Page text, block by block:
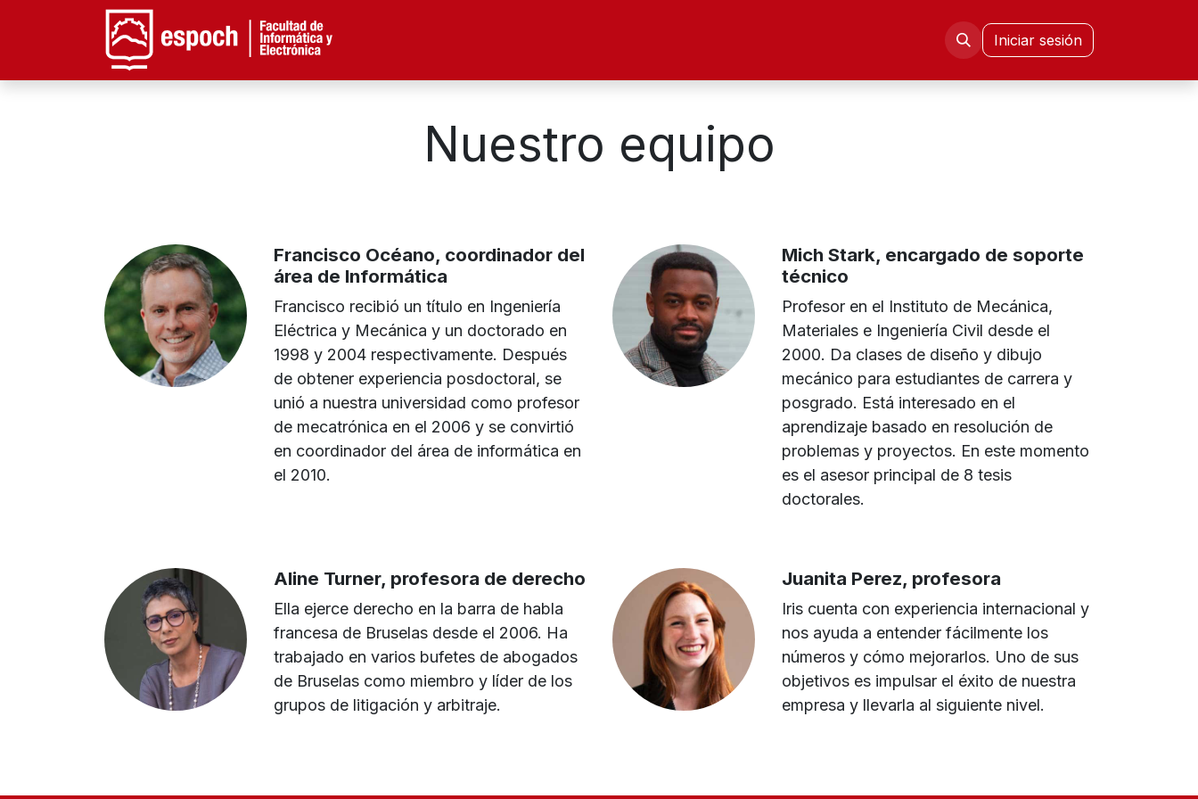
Congresos CISETDIniciar sesión
Nuestro equipo
Francisco Océano, coordinador del
área de Informática
Francisco recibió un título en Ingeniería
Eléctrica y Mecánica y un doctorado en
1998 y 2004 respectivamente. Después
de obtener experiencia posdoctoral, se
unió a nuestra universidad como profesor
de mecatrónica en el 2006 y se convirtió
en coordinador del área de informática en
el 2010.
Mich Stark, encargado de soporte
técnico
Profesor en el Instituto de Mecánica,
Materiales e Ingeniería Civil desde el
2000. Da clases de diseño y dibujo
mecánico para estudiantes de carrera y
posgrado. Está interesado en el
aprendizaje basado en resolución de
problemas y proyectos. En este momento
es el asesor principal de 8 tesis
doctorales.
Aline Turner, profesora de derecho
Ella ejerce derecho en la barra de habla
francesa de Bruselas desde el 2006. Ha
trabajado en varios bufetes de abogados
de Bruselas como miembro y líder de los
grupos de litigación y arbitraje.
Juanita Perez, profesora
Iris cuenta con experiencia internacional y
nos ayuda a entender fácilmente los
números y cómo mejorarlos. Uno de sus
objetivos es impulsar el éxito de nuestra
empresa y llevarla al siguiente nivel.